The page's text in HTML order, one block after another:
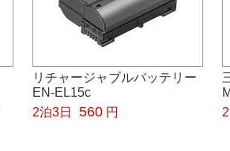
リチャージャブルバッテリー
EN-EL15c
2泊3日
560 円